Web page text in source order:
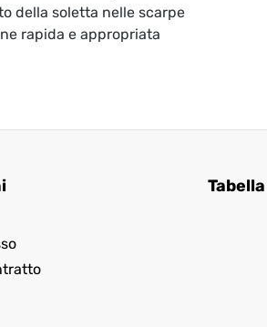
della soletta nelle scarpe
rapida e appropriata